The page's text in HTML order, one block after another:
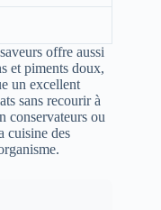
offre aussi
et piments doux,
un excellent
sans recourir à
conservateurs ou
cuisine des